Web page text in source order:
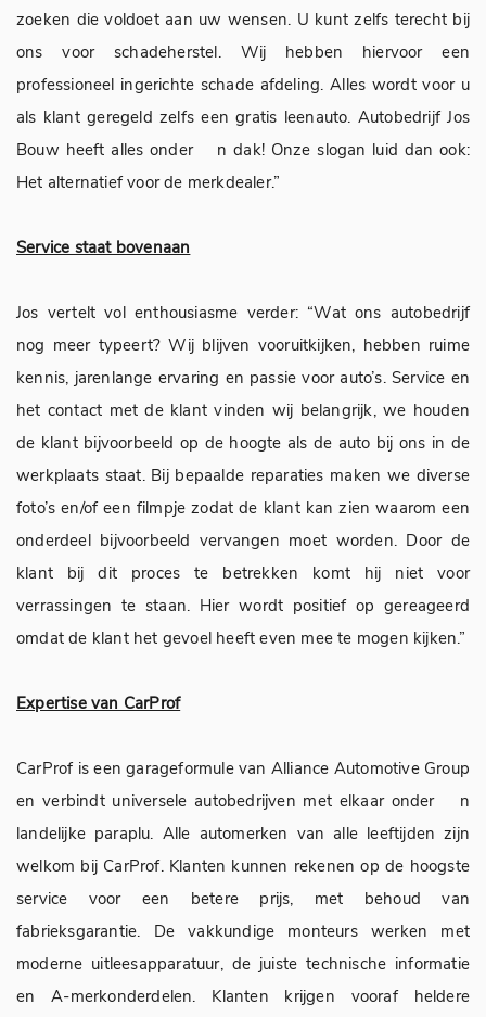
zoeken die voldoet aan uw wensen. U kunt zelfs terecht bij
ons voor schadeherstel. Wij hebben hiervoor een
professioneel ingerichte schade afdeling. Alles wordt voor u
als klant geregeld zelfs een gratis leenauto. Autobedrijf Jos
Bouw heeft alles onder n dak! Onze slogan luid dan ook:
Het alternatief voor de merkdealer.”
Service staat bovenaan
Jos vertelt vol enthousiasme verder: “Wat ons autobedrijf
nog meer typeert? Wij blijven vooruitkijken, hebben ruime
kennis, jarenlange ervaring en passie voor auto’s. Service en
het contact met de klant vinden wij belangrijk, we houden
de klant bijvoorbeeld op de hoogte als de auto bij ons in de
werkplaats staat. Bij bepaalde reparaties maken we diverse
foto’s en/of een filmpje zodat de klant kan zien waarom een
onderdeel bijvoorbeeld vervangen moet worden. Door de
klant bij dit proces te betrekken komt hij niet voor
verrassingen te staan. Hier wordt positief op gereageerd
omdat de klant het gevoel heeft even mee te mogen kijken.”
Expertise van CarProf
CarProf is een garageformule van Alliance Automotive Group
en verbindt universele autobedrijven met elkaar onder n
landelijke paraplu. Alle automerken van alle leeftijden zijn
welkom bij CarProf. Klanten kunnen rekenen op de hoogste
service voor een betere prijs, met behoud van
fabrieksgarantie. De vakkundige monteurs werken met
moderne uitleesapparatuur, de juiste technische informatie
en A-merkonderdelen. Klanten krijgen vooraf heldere